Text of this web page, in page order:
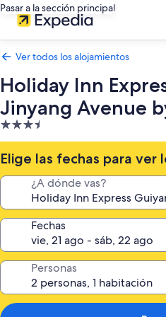
Pasar a la sección principal
Ver todos los alojamientos
Holiday Inn
Jinyang Avenue
Alojamiento
de
3.5 estrellas
Elige las fechas para ver
¿A dónde vas?
Fechas
Personas